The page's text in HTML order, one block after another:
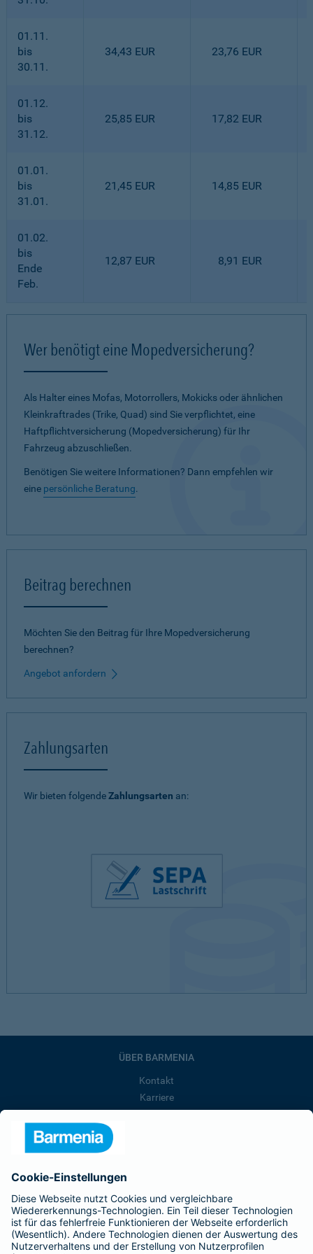
01.11.
bis
30.11.
34,43 EUR 23,76 EUR
01.12.
bis
31.12.
25,85 EUR 17,82 EUR
01.01.
bis
31.01.
21,45 EUR 14,85 EUR
01.02.
bis
Ende
Feb.
12,87 EUR 8,91 EUR
Wer benötigt eine Mopedversicherung?
Als Halter eines Mofas, Motorrollers, Mokicks oder ähnlichen
Kleinkraftrades (Trike, Quad) sind Sie verpflichtet, eine
Haftpflichtversicherung (Mopedversicherung) für Ihr
Fahrzeug abzuschließen.
Benötigen Sie weitere Informationen? Dann empfehlen wir
eine persönliche Beratung.
Beitrag berechnen
Möchten Sie den Beitrag für Ihre Mopedversicherung
berechnen?
Angebot anfordern
Zahlungsarten
Wir bieten folgendeZahlungsarten an:
ÜBER BARMENIA
Kontakt
Karriere
Barmenia ist Teil der BarmeniaGothaer
BELIEBTE SEITEN
Kranken-Zusatzversicherung
Tierversicherungen